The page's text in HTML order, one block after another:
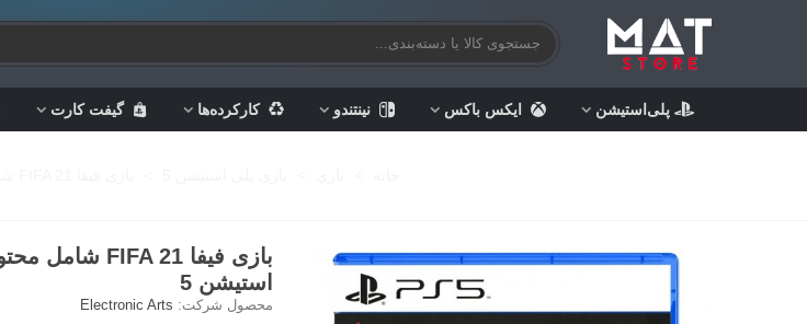
پلی‌استیشن ایکس باکس نینتندو کارکرده‌ها گیفت کارت
استیشن 5
محصول شرکت: Electronic Arts